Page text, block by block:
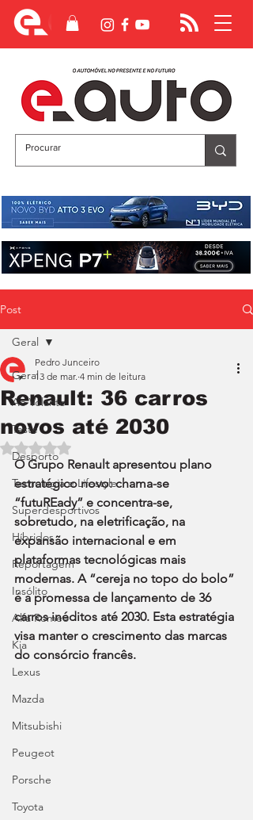
Post
Geral
Ao Volante
Teste
Desporto
Tecnologia e Lifestyle
Superdesportivos
Híbridos
Reportagem
Insólito
Alfa Romeo
Kia
Lexus
Mazda
Mitsubishi
Peugeot
Porsche
Toyota
Geral
Renault: 36 carros
novos até 2030
Pedro Junceiro
13 de mar. 4 min de leitura
Avaliado com NaN de 5 estrelas.
O Grupo Renault apresentou plano
estratégico novo: chama-se
“futuREady” e concentra-se,
sobretudo, na eletrificação, na
expansão internacional e em
plataformas tecnológicas mais
modernas. A “cereja no topo do bolo”
é a promessa de lançamento de 36
carros inéditos até 2030. Esta estratégia
visa manter o crescimento das marcas
do consórcio francês.